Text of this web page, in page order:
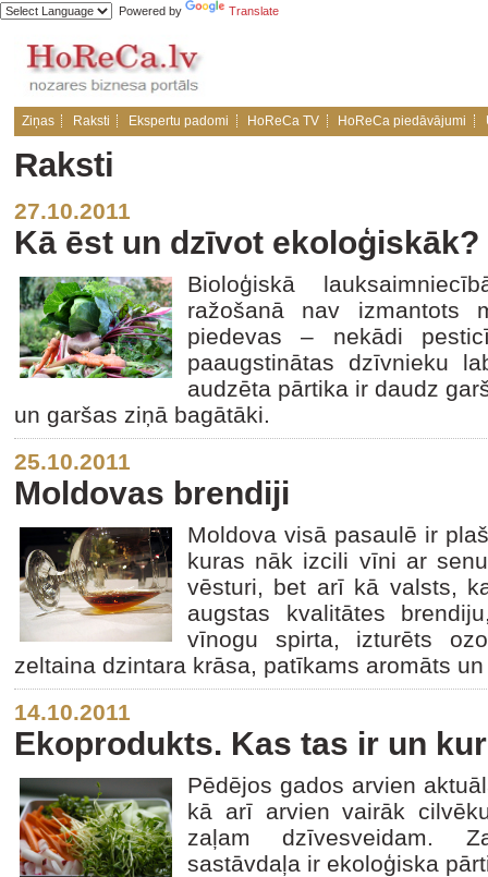
Powered by Translate
Ziņas Raksti Ekspertu padomi HoReCa TV HoReCa piedāvājumi
Raksti
27.10.2011
Kā ēst un dzīvot ekoloģiskāk?
Bioloģiskā
ražošanā nav izmantots
piedevas – nekādi
paaugstinātas dzīvnieku
audzēta pārtika ir daudz
un garšas ziņā bagātāki.
25.10.2011
Moldovas brendiji
Moldova visā pasaulē ir
kuras nāk izcili vīni ar
vēsturi, bet arī kā valsts,
augstas kvalitātes
vīnogu spirta, izturēts
zeltaina dzintara krāsa, patīkams aromāts
14.10.2011
Ekoprodukts. Kas tas ir un
Pēdējos gados arvien
kā arī arvien vairāk
zaļam dzīvesveidam.
sastāvdaļa ir ekoloģiska